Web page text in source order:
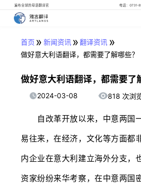
遍布全球的母语翻译官 电话：0731-
首页 » 新闻资讯» 翻译资讯 »
做好意大利语翻译，都需要了解哪些？
做好意大利语翻译，都需要了
2024-03-08 818 次浏
自改革开放以来，中意两国
易往来，在经济，文化等方面都
内企业在意大利建立海外分支，
资家纷纷来华考察，在中意两国